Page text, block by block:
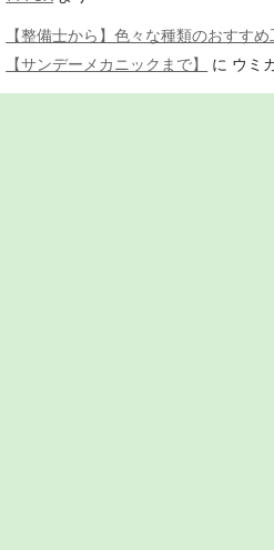
【整備士から】色々な種類のおすす
【サンデーメカニックまで】
に ウミ